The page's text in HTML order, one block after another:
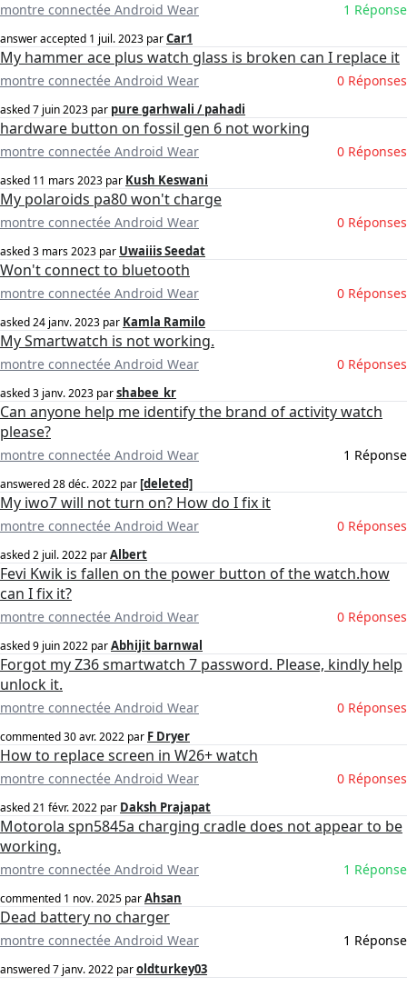
montre connectée Android Wear 1 Réponse
answer accepted 1 juil. 2023 parCar1
My hammer ace plus watch glass is broken can I replace it
montre connectée Android Wear 0 Réponses
asked7 juin 2023 par pure garhwali / pahadi
hardware button on fossil gen 6 not working
montre connectée Android Wear 0 Réponses
asked 11 mars 2023 par Kush Keswani
My polaroids pa80 won't charge
montre connectée Android Wear 0 Réponses
asked3 mars 2023 par Uwaiiis Seedat
Won't connect to bluetooth
montre connectée Android Wear 0 Réponses
asked24 janv. 2023 par Kamla Ramilo
My Smartwatch is not working.
montre connectée Android Wear 0 Réponses
asked3 janv. 2023 parshabee_kr
Can anyone help me identify the brand of activity watch
please?
montre connectée Android Wear 1 Réponse
answered28 déc. 2022 par [deleted]
My iwo7 will not turn on? How do I fix it
montre connectée Android Wear 0 Réponses
asked2 juil. 2022 parAlbert
Fevi Kwik is fallen on the power button of the watch.how
can I fix it?
montre connectée Android Wear 0 Réponses
asked9 juin 2022 parAbhijit barnwal
Forgot my Z36 smartwatch 7 password. Please, kindly help
unlock it.
montre connectée Android Wear 0 Réponses
commented30 avr. 2022 par F Dryer
How to replace screen in W26+ watch
montre connectée Android Wear 0 Réponses
asked21 févr. 2022 par Daksh Prajapat
Motorola spn5845a charging cradle does not appear to be
working.
montre connectée Android Wear 1 Réponse
commented 1 nov. 2025 parAhsan
Dead battery no charger
montre connectée Android Wear 1 Réponse
answered7 janv. 2022 paroldturkey03